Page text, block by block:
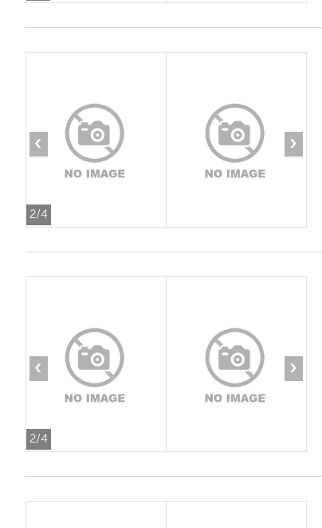
2/4
‹ ›
2/4
‹ ›